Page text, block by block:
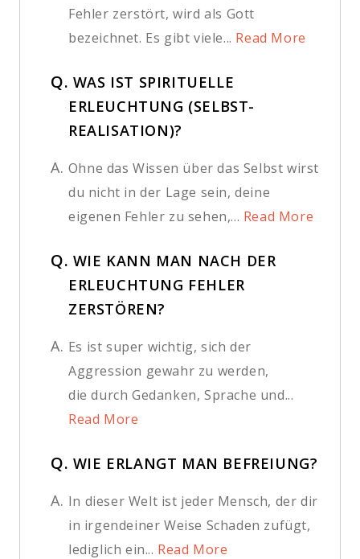
Fehler zerstört, wird als Gott
bezeichnet. Es gibt viele... Read More
Q. WAS IST SPIRITUELLE
ERLEUCHTUNG (SELBST-
REALISATION)?
A. Ohne das Wissen über das Selbst wirst
du nicht in der Lage sein, deine
eigenen Fehler zu sehen,... Read More
Q. WIE KANN MAN NACH DER
ERLEUCHTUNG FEHLER
ZERSTÖREN?
A. Es ist super wichtig, sich der
Aggression gewahr zu werden,
die durch Gedanken, Sprache und...
Read More
Q. WIE ERLANGT MAN BEFREIUNG?
A. In dieser Welt ist jeder Mensch, der dir
in irgendeiner Weise Schaden zufügt,
lediglich ein... Read More